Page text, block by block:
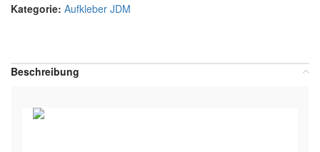
Kategorie: Aufkleber JDM
Beschreibung